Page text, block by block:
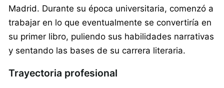
Madrid. Durante su época universitaria, comenzó a
trabajar en lo que eventualmente se convertiría en
su primer libro, puliendo sus habilidades narrativas
y sentando las bases de su carrera literaria.
Trayectoria profesional